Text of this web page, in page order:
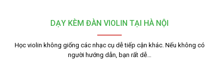
DẠY KÈM ĐÀN VIOLIN TẠI HÀ NỘI
Học violin không giống các nhạc cụ dễ tiếp cận khác. Nếu không có
người hướng dẫn, bạn rất dễ…